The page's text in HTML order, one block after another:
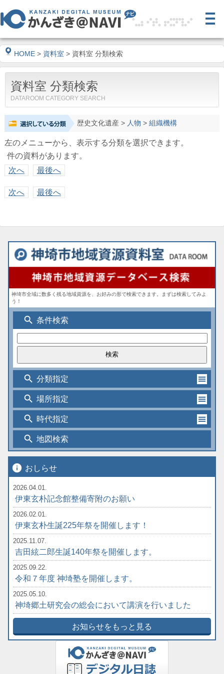
HOME > 資料室 > 資料室 分類検索
資料室 分類検索
DATAROOM CATEGORY SEARCH
歴史文化遺産> 人物 > 組織機構
左のメニューから、表示する分類を選択できます。
件の資料があります。
次へ
最後へ
次へ 最後へ
神埼市全域に数多く残る地域資源を、お好みの形で検索できます。まずは検索してみよ
う！
search 条件検索
search 分類指定
search 場所指定
search 時代指定
search 地図検索
info おしらせ
2026.04.01.
伊東玄朴記念館整備寄附のお願い
2026.02.01.
伊東玄朴生誕225年祭を開催します！
2025.11.07.
吉田絃二郎生誕140年祭を開催します。
2025.09.22.
令和７年度 神埼塾を開催します。
2025.05.10.
神埼郷土研究会の総会において講演を行いました
お知らせをもっと見る